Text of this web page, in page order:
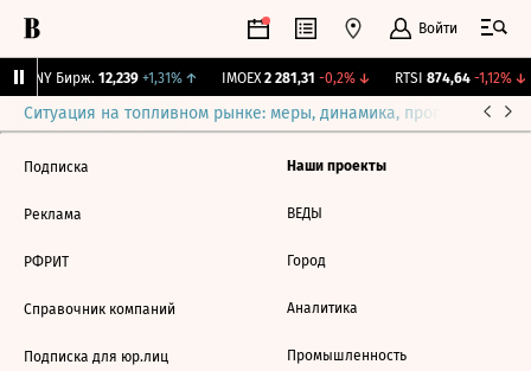
Войти
CNY Бирж. 12,239 +1,31%↑ IMOEX 2 281,31 -0,2%↓ RTSI 874,64 -1,12%↓
Ситуация на топливном рынке: меры, динамика, прогнозы
Подписка
Реклама
РФРИТ
Справочник компаний
Подписка для юр.лиц
Наши проекты
ВЕДЫ
Город
Аналитика
Промышленность